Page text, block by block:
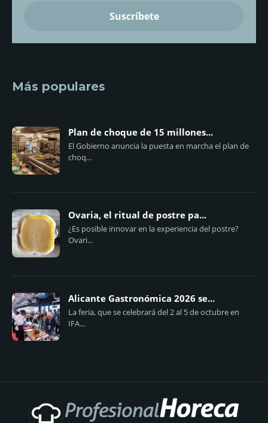
Más populares
Plan de choque de 15 millones...
El Gobierno anuncia la puesta en marcha el plan de
choq...
Ovaria, el ritual de postre pa...
¿Es posible innovar en la experiencia del postre?
Ovari...
Alicante Gastronómica 2026 se...
La feria, que se celebrará del 2 al 5 de octubre en
IFA...